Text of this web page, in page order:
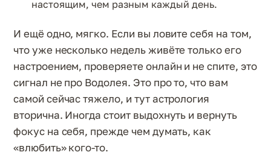
настоящим, чем разным каждый день.
И ещё одно, мягко. Если вы ловите себя на том,
что уже несколько недель живёте только его
настроением, проверяете онлайн и не спите, это
сигнал не про Водолея. Это про то, что вам
самой сейчас тяжело, и тут астрология
вторична. Иногда стоит выдохнуть и вернуть
фокус на себя, прежде чем думать, как
«влюбить» кого-то.